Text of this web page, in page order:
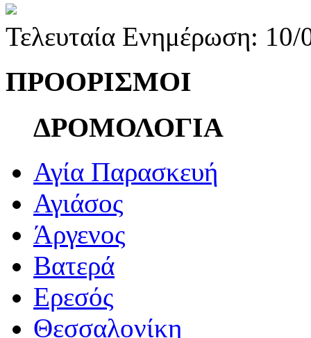
Τελευταία Ενημέρωση:
ΠΡΟΟΡΙΣΜΟΙ
ΔΡΟΜΟΛΟΓΙΑ
Αγία Παρασκευή
Αγιάσος
Άργενος
Βατερά
Ερεσός
Θεσσαλονίκη